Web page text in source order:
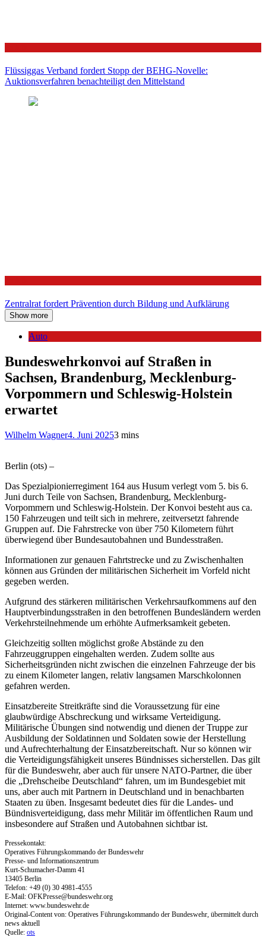
Flüssiggas Verband fordert Stopp der BEHG-Novelle:
Auktionsverfahren benachteiligt den Mittelstand
Zentralrat fordert Prävention durch Bildung und Aufklärung
Show more
Auto
Bundeswehrkonvoi auf Straßen in
Sachsen, Brandenburg, Mecklenburg-
Vorpommern und Schleswig-Holstein
erwartet
Wilhelm Wagner4. Juni 20253 mins
Berlin (ots) –
Das Spezialpionierregiment 164 aus Husum verlegt vom 5. bis 6.
Juni durch Teile von Sachsen, Brandenburg, Mecklenburg-
Vorpommern und Schleswig-Holstein. Der Konvoi besteht aus ca.
150 Fahrzeugen und teilt sich in mehrere, zeitversetzt fahrende
Gruppen auf. Die Fahrstrecke von über 750 Kilometern führt
überwiegend über Bundesautobahnen und Bundesstraßen.
Informationen zur genauen Fahrtstrecke und zu Zwischenhalten
können aus Gründen der militärischen Sicherheit im Vorfeld nicht
gegeben werden.
Aufgrund des stärkeren militärischen Verkehrsaufkommens auf den
Hauptverbindungsstraßen in den betroffenen Bundesländern werden
Verkehrsteilnehmende um erhöhte Aufmerksamkeit gebeten.
Gleichzeitig sollten möglichst große Abstände zu den
Fahrzeuggruppen eingehalten werden. Zudem sollte aus
Sicherheitsgründen nicht zwischen die einzelnen Fahrzeuge der bis
zu einem Kilometer langen, relativ langsamen Marschkolonnen
gefahren werden.
Einsatzbereite Streitkräfte sind die Voraussetzung für eine
glaubwürdige Abschreckung und wirksame Verteidigung.
Militärische Übungen sind notwendig und dienen der Truppe zur
Ausbildung der Soldatinnen und Soldaten sowie der Herstellung
und Aufrechterhaltung der Einsatzbereitschaft. Nur so können wir
die Verteidigungsfähigkeit unseres Bündnisses sicherstellen. Das gilt
für die Bundeswehr, aber auch für unsere NATO-Partner, die über
die „Drehscheibe Deutschland“ fahren, um im Bundesgebiet mit
uns, aber auch mit Partnern in Deutschland und in benachbarten
Staaten zu üben. Insgesamt bedeutet dies für die Landes- und
Bündnisverteidigung, dass mehr Militär im öffentlichen Raum und
insbesondere auf Straßen und Autobahnen sichtbar ist.
Pressekontakt:
Operatives Führungskommando der Bundeswehr
Presse- und Informationszentrum
Kurt-Schumacher-Damm 41
13405 Berlin
Telefon: +49 (0) 30 4981-4555
E-Mail: OFKPresse@bundeswehr.org
Internet: www.bundeswehr.de
Original-Content von: Operatives Führungskommando der Bundeswehr, übermittelt durch
news aktuell
Quelle: ots